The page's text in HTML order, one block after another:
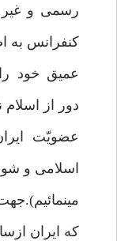
رسمی و غیر
کنفرانس به
عمیق خود
دور از
عضویّت
اسلامی و
که ایران ازسال 1350عضو